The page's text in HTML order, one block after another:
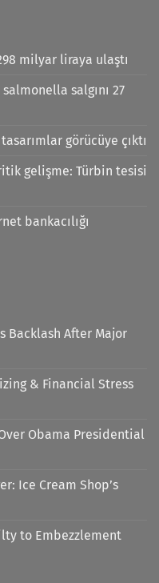
milyar liraya ulaştı
salgını 27
görücüye çıktı
gelişme: Türbin tesisi
bankacılığı
Backlash After Major
& Financial Stress
Obama Presidential
Ice Cream Shop’s
to Embezzlement